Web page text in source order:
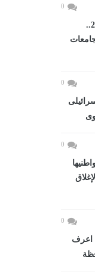
0
تنسيق المرحلة الأولى 2026..
0
0
0
العام 2027.. اعرف